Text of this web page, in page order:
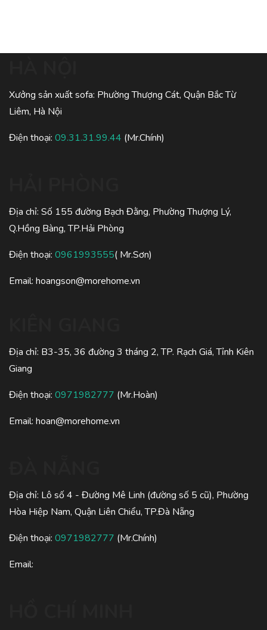
Xưởng sản xuất sofa: Phường Thượng Cát, Quận Bắc Từ
Liêm, Hà Nội
Điện thoại: 09.31.31.99.44 (Mr.Chính)
Địa chỉ: Số 155 đường Bạch Đằng, Phường Thượng Lý,
Q.Hồng Bàng, TP.Hải Phòng
Điện thoại: 0961993555( Mr.Sơn)
Email: hoangson@morehome.vn
Địa chỉ: B3-35, 36 đường 3 tháng 2, TP. Rạch Giá, Tỉnh Kiên
Giang
Điện thoại: 0971982777 (Mr.Hoàn)
Email: hoan@morehome.vn
Địa chỉ: Lô số 4 - Đường Mê Linh (đường số 5 cũ), Phường
Hòa Hiệp Nam, Quận Liên Chiểu, TP.Đà Nẵng
Điện thoại: 0971982777 (Mr.Chính)
Email: